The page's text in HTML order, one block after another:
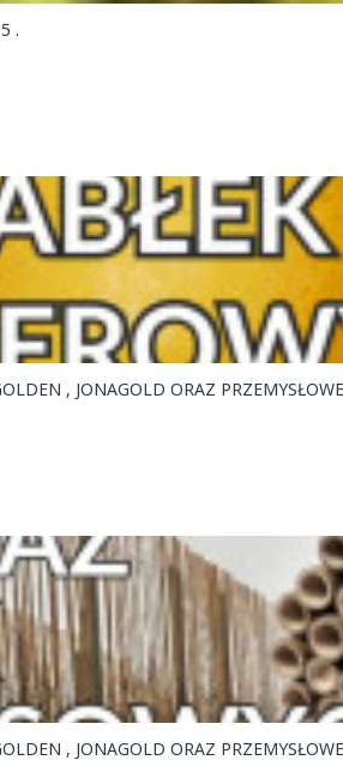
SPRZEDAM KONFERENCJE POLSKA DROBNA 5 - 6,5 .